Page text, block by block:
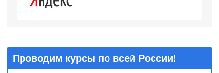
Проводим курсы по всей России!